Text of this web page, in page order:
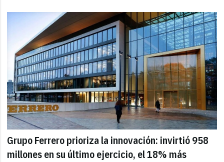
Grupo Ferrero prioriza la innovación: invirtió 958
millones en su último ejercicio, el 18% más